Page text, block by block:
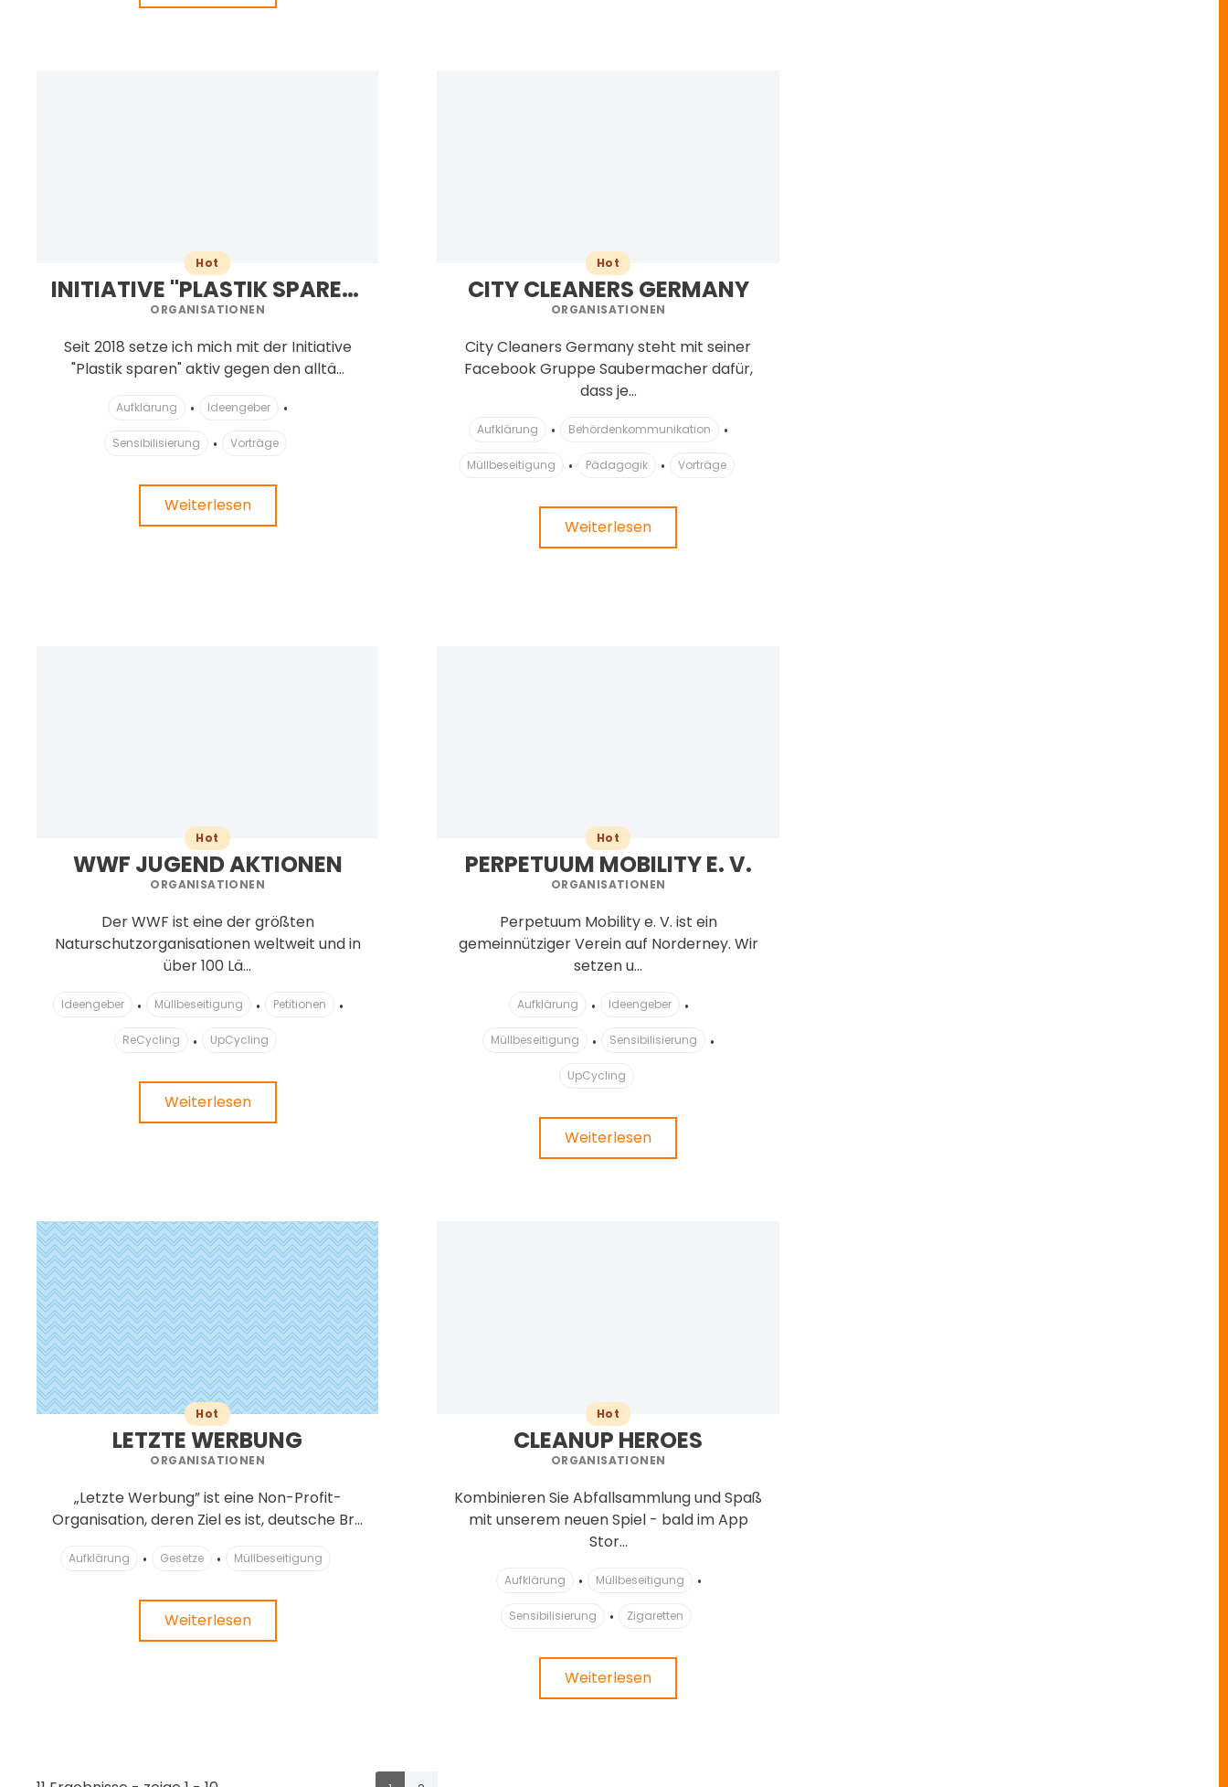
Hot
INITIATIVE "PLASTIK SPAREN" BY PETRA KRESS
ORGANISATIONEN
Seit 2018 setze ich mich mit der Initiative
"Plastik sparen" aktiv gegen den alltä...
Aufklärung Ideengeber
Sensibilisierung Vorträge
Weiterlesen
Hot
CITY CLEANERS GERMANY
ORGANISATIONEN
City Cleaners Germany steht mit seiner
Facebook Gruppe Saubermacher dafür,
dass je...
Aufklärung Behördenkommunikation
Müllbeseitigung Pädagogik Vorträge
Weiterlesen
Hot
WWF JUGEND AKTIONEN
ORGANISATIONEN
Der WWF ist eine der größten
Naturschutzorganisationen weltweit und in
über 100 Lä...
Ideengeber Müllbeseitigung Petitionen
ReCycling UpCycling
Weiterlesen
Hot
PERPETUUM MOBILITY E. V.
ORGANISATIONEN
Perpetuum Mobility e. V. ist ein
gemeinnütziger Verein auf Norderney. Wir
setzen u...
Aufklärung Ideengeber
Müllbeseitigung Sensibilisierung
UpCycling
Weiterlesen
Hot
LETZTE WERBUNG
ORGANISATIONEN
„Letzte Werbung” ist eine Non-Profit-
Organisation, deren Ziel es ist, deutsche Br...
Aufklärung Gesetze Müllbeseitigung
Weiterlesen
Hot
CLEANUP HEROES
ORGANISATIONEN
Kombinieren Sie Abfallsammlung und Spaß
mit unserem neuen Spiel - bald im App
Stor...
Aufklärung Müllbeseitigung
Sensibilisierung Zigaretten
Weiterlesen